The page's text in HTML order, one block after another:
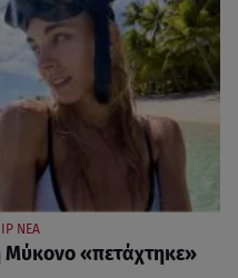
ΝΕΑ
Μύκονο «πετάχτηκε»